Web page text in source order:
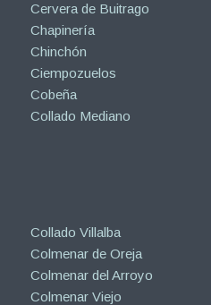
Cervera de Buitrago
Chapinería
Chinchón
Ciempozuelos
Cobeña
Collado Mediano
Collado Villalba
Colmenar de Oreja
Colmenar del Arroyo
Colmenar Viejo